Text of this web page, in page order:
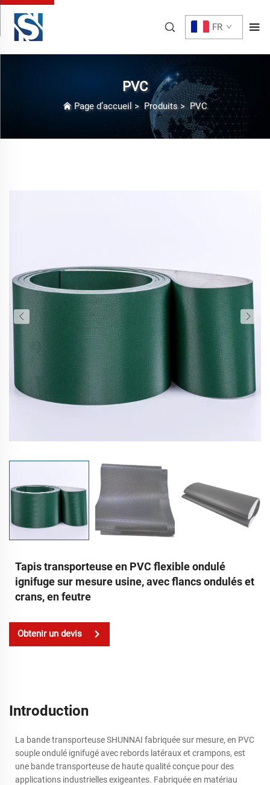
FR
PVC
Page d’accueil> Produits>PVC
Tapis transporteuse en PVC flexible ondulé
ignifuge sur mesure usine, avec flancs ondulés et
crans, en feutre
Obtenir un devis
Introduction
La bande transporteuse SHUNNAI fabriquée sur mesure, en PVC
souple ondulé ignifugé avec rebords latéraux et crampons, est
une bande transporteuse de haute qualité conçue pour des
applications industrielles exigeantes. Fabriquée en matériau